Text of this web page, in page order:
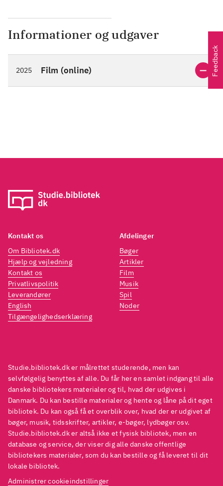
Informationer og udgaver
2025 Film (online) Feedback
Studie.bibliotek.dk er målrettet studerende, men kan
selvfølgelig benyttes af alle. Du får her en samlet indgang til alle
danske bibliotekers materialer og til, hvad der udgives i
Danmark. Du kan bestille materialer og hente og låne på dit eget
bibliotek. Du kan også få et overblik over, hvad der er udgivet af
bøger, musik, tidsskrifter, artikler, e-bøger, lydbøger osv.
Studie.bibliotek.dk er altså ikke et fysisk bibliotek, men en
database og service, der viser dig alle danske offentlige
bibliotekers materialer, som du kan bestille og få leveret til dit
lokale bibliotek.
Administrer cookieindstillinger
Kontakt os
Om Bibliotek.dk
Hjælp og vejledning
Kontakt os
Privatlivspolitik
Leverandører
English
Tilgængelighedserklæring
Afdelinger
Bøger
Artikler
Film
Musik
Spil
Noder